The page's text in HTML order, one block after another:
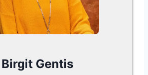
Birgit Gentis